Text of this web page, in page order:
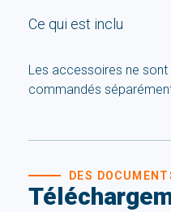
Ce qui est inclu
Les accessoires ne
commandés
DES